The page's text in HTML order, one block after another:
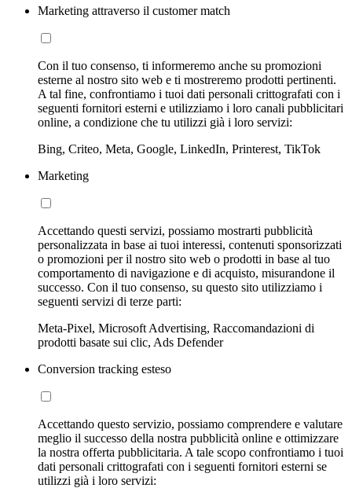
Marketing attraverso il customer match
Con il tuo consenso, ti informeremo anche su promozioni
esterne al nostro sito web e ti mostreremo prodotti pertinenti.
A tal fine, confrontiamo i tuoi dati personali crittografati con i
seguenti fornitori esterni e utilizziamo i loro canali pubblicitari
online, a condizione che tu utilizzi già i loro servizi:
Bing, Criteo, Meta, Google, LinkedIn, Printerest, TikTok
Marketing
Accettando questi servizi, possiamo mostrarti pubblicità
personalizzata in base ai tuoi interessi, contenuti sponsorizzati
o promozioni per il nostro sito web o prodotti in base al tuo
comportamento di navigazione e di acquisto, misurandone il
successo. Con il tuo consenso, su questo sito utilizziamo i
seguenti servizi di terze parti:
Meta-Pixel, Microsoft Advertising, Raccomandazioni di
prodotti basate sui clic, Ads Defender
Conversion tracking esteso
Accettando questo servizio, possiamo comprendere e valutare
meglio il successo della nostra pubblicità online e ottimizzare
la nostra offerta pubblicitaria. A tale scopo confrontiamo i tuoi
dati personali crittografati con i seguenti fornitori esterni se
utilizzi già i loro servizi: